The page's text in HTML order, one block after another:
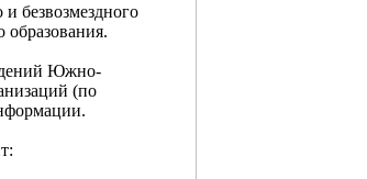
безвозмездного
Южно-
(по